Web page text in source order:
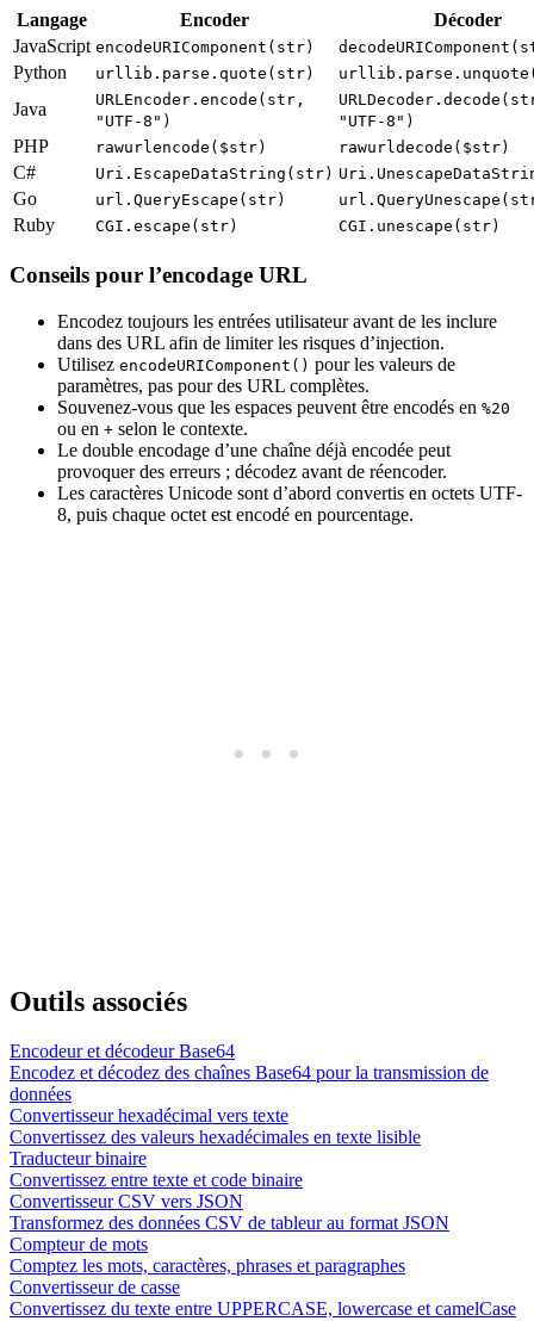
Langage Encoder
Décoder
JavaScript encodeURIComponent(str)
Python urllib.parse.quote(str)
Java
URLEncoder.encode(str,
"UTF-8")
"UTF-8")
PHP rawurlencode($str) rawurldecode($str)
C# Uri.EscapeDataString(str)
Go url.QueryEscape(str)
Ruby CGI.escape(str) CGI.unescape(str)
Conseils pour l’encodage URL
Encodez toujours les entrées utilisateur avant de les inclure
dans des URL afin de limiter les risques d’injection.
Utilisez encodeURIComponent() pour les valeurs de
paramètres, pas pour des URL complètes.
Souvenez-vous que les espaces peuvent être encodés en %20
ou en + selon le contexte.
Le double encodage d’une chaîne déjà encodée peut
provoquer des erreurs ; décodez avant de réencoder.
Les caractères Unicode sont d’abord convertis en octets UTF-
8, puis chaque octet est encodé en pourcentage.
Outils associés
Encodeur et décodeur Base64
Encodez et décodez des chaînes Base64 pour la transmission de
données
Convertisseur hexadécimal vers texte
Convertissez des valeurs hexadécimales en texte lisible
Traducteur binaire
Convertissez entre texte et code binaire
Convertisseur CSV vers JSON
Transformez des données CSV de tableur au format JSON
Compteur de mots
Comptez les mots, caractères, phrases et paragraphes
Convertisseur de casse
Convertissez du texte entre UPPERCASE, lowercase et camelCase